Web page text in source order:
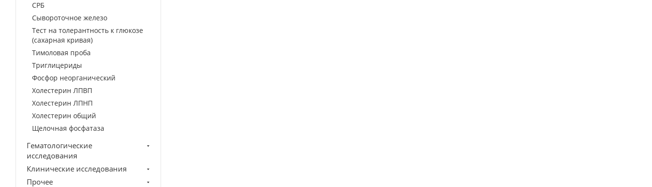
СРБ
Сывороточное железо
Тест на толерантность к глюкозе
(сахарная кривая)
Тимоловая проба
Триглицериды
Фосфор неорганический
Холестерин ЛПВП
Холестерин ЛПНП
Холестерин общий
Щелочная фосфатаза
Гематологические
исследования
Клинические исследования
Прочее